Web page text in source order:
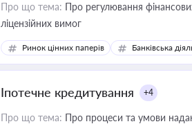
Про що тема: Про регулювання фінансових і платіжних послуг,
ліцензійних вимог
Ринок цінних паперів Банківська
Іпотечне кредитування +4
Про що тема: Про процеси та умови